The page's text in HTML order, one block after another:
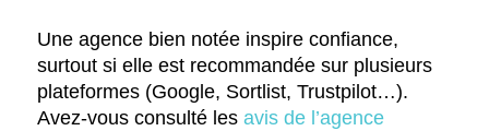
Une agence bien notée inspire confiance,
surtout si elle est recommandée sur plusieurs
plateformes (Google, Sortlist, Trustpilot…).
Avez-vous consulté les avis de l’agence